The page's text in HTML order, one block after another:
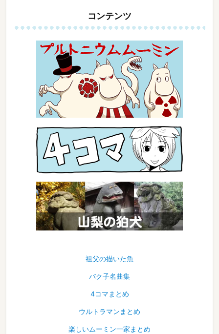
コンテンツ
祖父の描いた魚
バク子名曲集
4コマまとめ
ウルトラマンまとめ
楽しいムーミン一家まとめ